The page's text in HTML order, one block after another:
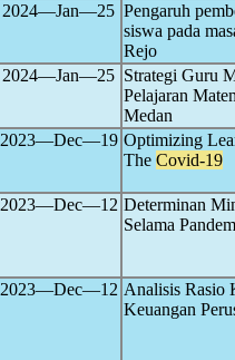
2024―Jan―25 Pengaruh
siswa pada
Rejo
2024―Jan―25 Strategi Guru
Pelajaran
Medan
2023―Dec―19 Optimizing
The Covid-19
2023―Dec―12 Determinan
Selama
2023―Dec―12 Analisis Rasio
Keuangan